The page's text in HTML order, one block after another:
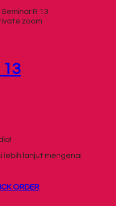
Seminar R 13
zoom
13
lebih lanjut mengenai
ORDER